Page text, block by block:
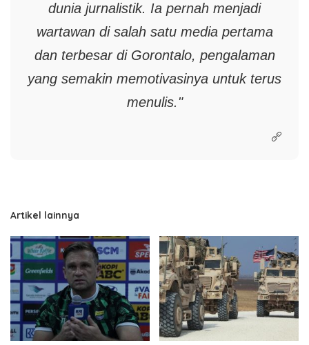
dunia jurnalistik. Ia pernah menjadi
wartawan di salah satu media pertama
dan terbesar di Gorontalo, pengalaman
yang semakin memotivasinya untuk terus
menulis."
Artikel lainnya